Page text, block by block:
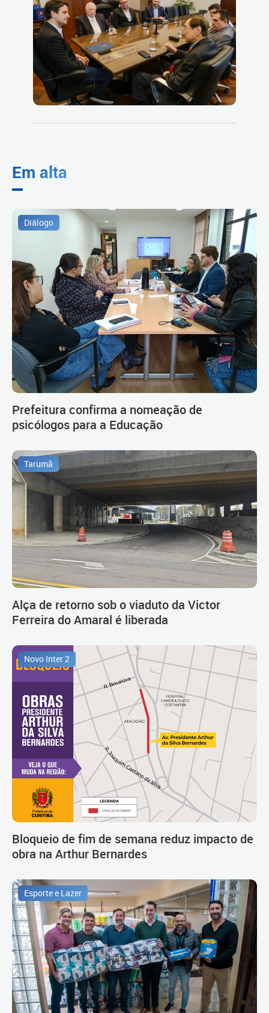
Em alta
Diálogo
Prefeitura confirma a nomeação de
psicólogos para a Educação
Tarumã
Alça de retorno sob o viaduto da Victor
Ferreira do Amaral é liberada
Novo Inter 2
Bloqueio de fim de semana reduz impacto de
obra na Arthur Bernardes
Esporte e Lazer